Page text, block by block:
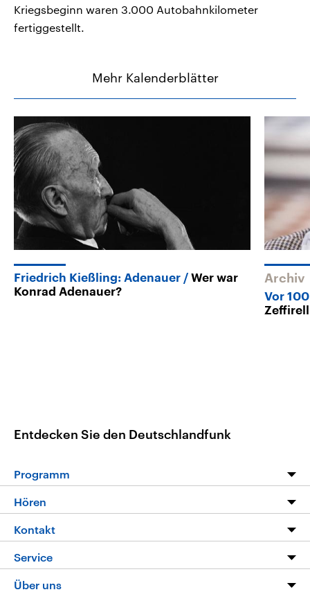
Kriegsbeginn waren 3.000 Autobahnkilometer
fertiggestellt.
Mehr Kalenderblätter
Friedrich Kießling: Adenauer
Wer war
Konrad Adenauer?
Archiv
Vor
Entdecken Sie den Deutschlandfunk
Programm
Programm
Die Nachrichten
Nachrichtenleicht
Neue Beiträge auf dlf.de
Hören
Livestream
Podcasts
Kontakt
Hörerservice
Service
FAQ
Über uns